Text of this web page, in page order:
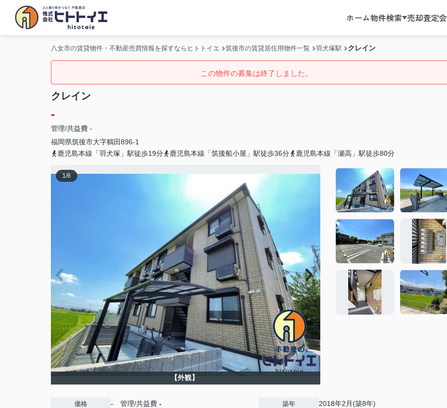
ホーム物件検索 売却査定
八女市の賃貸物件・不動産売買情報を探すならヒトトイエ 筑後市の賃貸居住用物件一覧 羽犬塚駅 クレイン
この物件の募集は終了しました。
クレイン
-
管理/共益費 -
福岡県筑後市大字鶴田896-1
鹿児島本線「羽犬塚」駅徒歩19分
鹿児島本線「筑後船小屋」駅徒歩36分 鹿児島本線「瀬高」駅徒歩80分
1/6
【外観】
価格 - 管理/共益費 - 築年 2018年2月(築8年)